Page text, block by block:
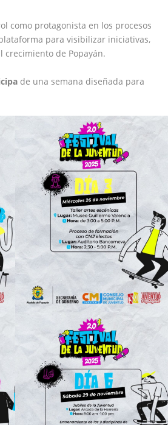
como protagonista en los procesos
para visibilizar iniciativas,
de Popayán.
de una semana diseñada para